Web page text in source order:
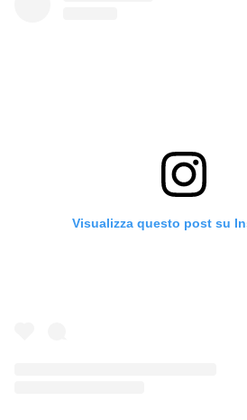
Visualizza questo post su